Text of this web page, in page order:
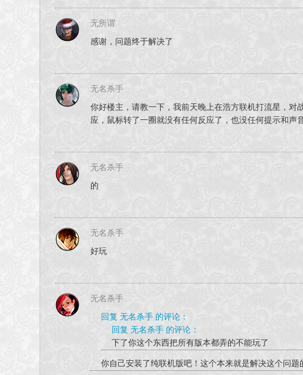
无所谓
感谢，问题终于解决了
无名杀手
你好楼主，请教一下，我前天晚上在浩方联机打流星，对
应，鼠标转了一圈就没有任何反应了，也没任何提示和
无名杀手
的
无名杀手
好玩
无名杀手
回复 无名杀手 的评论：
回复 无名杀手 的评论：
下了你这个东西把所有版本都弄的不能玩了
你自己安装了纯联机版吧！这个本来就是解决这个问题